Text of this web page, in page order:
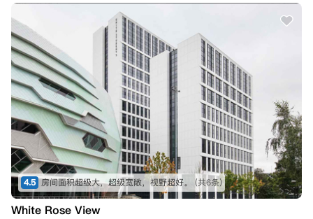
4.5 房间面积超级大，超级宽敞，视野超好。 (共6条)
White Rose View